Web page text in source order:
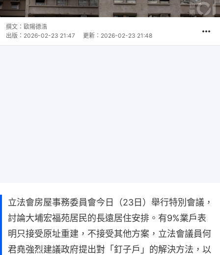
撰文： 歐陽德浩
出版： 2026-02-23 21:47 更新： 2026-02-23 21:48
立法會房屋事務委員會今日（23日）舉行特別會議，
討論大埔宏福苑居民的長遠居住安排。有9%業戶表
明只接受原址重建，不接受其他方案，立法會議員何
君堯強烈建議政府提出對「釘子戶」的解決方法，以